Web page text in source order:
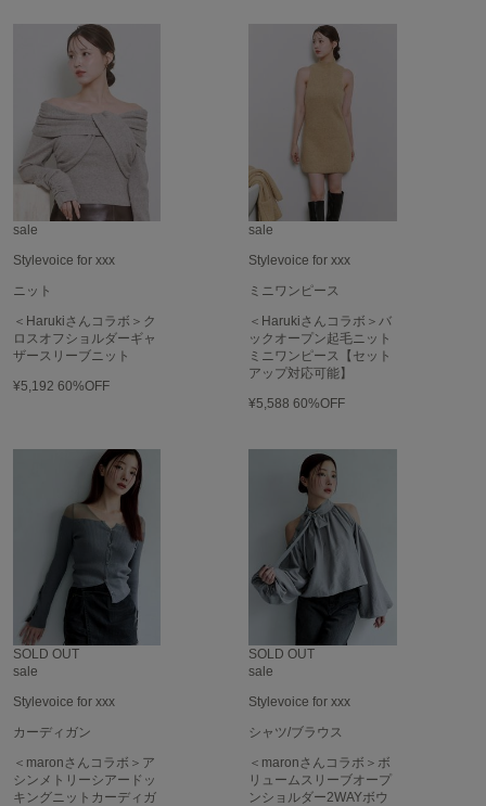
FURFUR
ファーファー
gelato pique
ジェラート ピケ
GELATO PIQUE CAT&DOG
ジェラート ピケ キャットアンドドッグ
gelato pique Sleep
ジェラート ピケ スリープ
GRAMICCI
グラミチ
へノン
ハンター
HOKA ONEONE
ホカ オネオネ
KEEN
キーン
ラート
sale
Stylevoice for xxx
ニット
＜Harukiさんコラボ＞ク
ロスオフショルダーギャ
ザースリーブニット
¥5,192 60%OFF
sale
Stylevoice for xxx
ミニワンピース
＜Harukiさんコラボ＞バ
ックオープン起毛ニット
ミニワンピース【セット
アップ対応可能】
¥5,58860%OFF
SOLD OUT
sale
Stylevoice for xxx
カーディガン
＜maronさんコラボ＞ア
シンメトリーシアードッ
キングニットカーディガ
SOLD OUT
sale
Stylevoice for xxx
シャツ/ブラウス
＜maronさんコラボ＞ボ
リュームスリーブオープ
ンショルダー2WAYボウ